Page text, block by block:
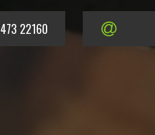
473 22160